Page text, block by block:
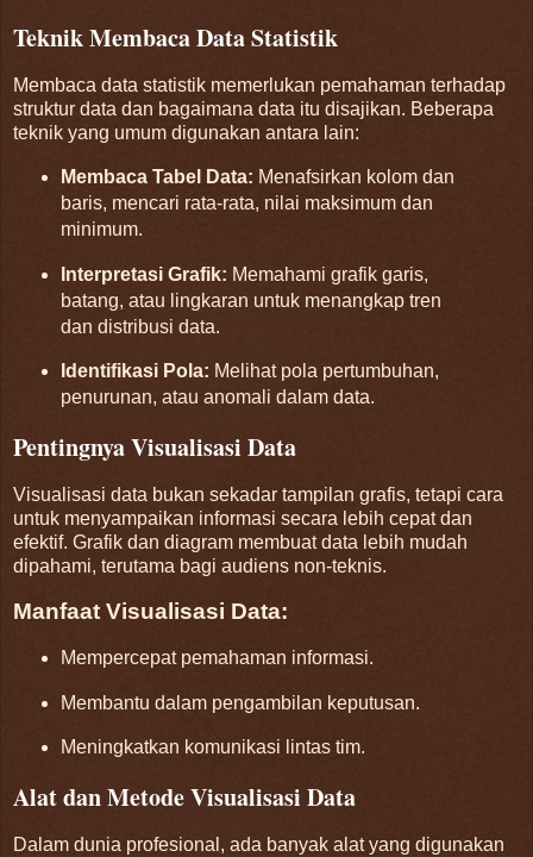
Teknik Membaca Data Statistik
Membaca data statistik memerlukan pemahaman terhadap
struktur data dan bagaimana data itu disajikan. Beberapa
teknik yang umum digunakan antara lain:
Membaca Tabel Data: Menafsirkan kolom dan
baris, mencari rata-rata, nilai maksimum dan
minimum.
Interpretasi Grafik: Memahami grafik garis,
batang, atau lingkaran untuk menangkap tren
dan distribusi data.
Identifikasi Pola: Melihat pola pertumbuhan,
penurunan, atau anomali dalam data.
Pentingnya Visualisasi Data
Visualisasi data bukan sekadar tampilan grafis, tetapi cara
untuk menyampaikan informasi secara lebih cepat dan
efektif. Grafik dan diagram membuat data lebih mudah
dipahami, terutama bagi audiens non-teknis.
Manfaat Visualisasi Data:
Mempercepat pemahaman informasi.
Membantu dalam pengambilan keputusan.
Meningkatkan komunikasi lintas tim.
Alat dan Metode Visualisasi Data
Dalam dunia profesional, ada banyak alat yang digunakan